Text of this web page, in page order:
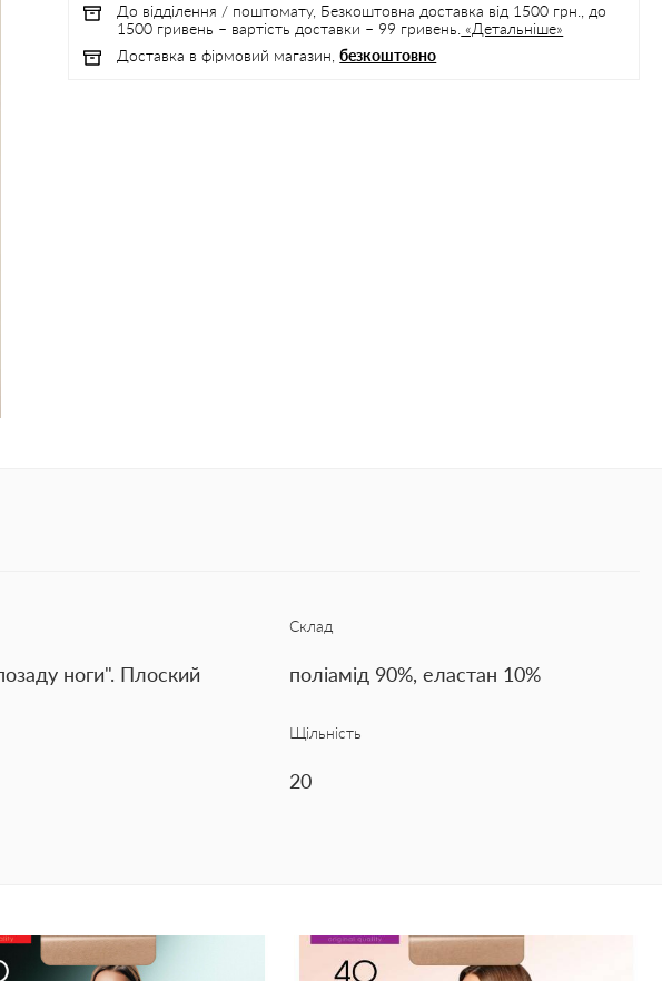
До відділення / поштомату, Безкоштовна доставка від 1500 грн., до
1500 гривень – вартість доставки – 99 гривень. «Детальніше»
Доставка в фірмовий магазин,безкоштовно
ноги". Плоский
Склад
поліамід 90%, еластан 10%
Щільність
20